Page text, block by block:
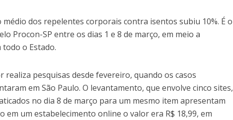
médio dos repelentes corporais contra isentos subiu 10%. É o
Procon-SP entre os dias 1 e 8 de março, em meio a
todo o Estado.
realiza pesquisas desde fevereiro, quando os casos
em São Paulo. O levantamento, que envolve cinco sites,
no dia 8 de março para um mesmo item apresentam
em um estabelecimento online o valor era R$ 18,99, em